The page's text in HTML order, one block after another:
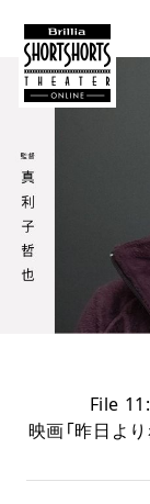
File
映画「昨日よ